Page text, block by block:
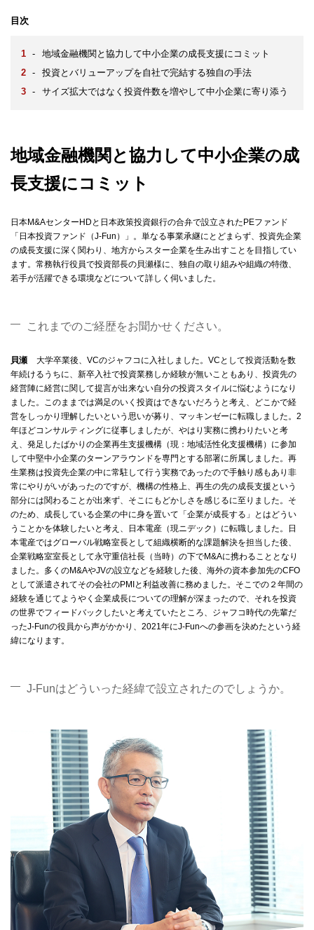
目次
-
地域金融機関と協力して中小企業の成長支援にコミット
-
投資とバリューアップを自社で完結する独自の手法
-
サイズ拡大ではなく投資件数を増やして中小企業に寄り添う
地域金融機関と協力して中小企業の成
長支援にコミット
日本M&AセンターHDと日本政策投資銀行の合弁で設立されたPEファンド
「日本投資ファンド（J-Fun）」。単なる事業承継にとどまらず、投資先企業
の成長支援に深く関わり、地方からスター企業を生み出すことを目指してい
ます。常務執行役員で投資部長の貝瀬様に、独自の取り組みや組織の特徴、
若手が活躍できる環境などについて詳しく伺いました。
これまでのご経歴をお聞かせください。
貝瀬
大学卒業後、VCのジャフコに入社しました。VCとして投資活動を数
年続けるうちに、新卒入社で投資業務しか経験が無いこともあり、投資先の
経営陣に経営に関して提言が出来ない自分の投資スタイルに悩むようになり
ました。このままでは満足のいく投資はできないだろうと考え、どこかで経
営をしっかり理解したいという思いが募り、マッキンゼーに転職しました。2
年ほどコンサルティングに従事しましたが、やはり実務に携わりたいと考
え、発足したばかりの企業再生支援機構（現：地域活性化支援機構）に参加
して中堅中小企業のターンアラウンドを専門とする部署に所属しました。再
生業務は投資先企業の中に常駐して行う実務であったので手触り感もあり非
常にやりがいがあったのですが、機構の性格上、再生の先の成長支援という
部分には関わることが出来ず、そこにもどかしさを感じるに至りました。そ
のため、成長している企業の中に身を置いて「企業が成長する」とはどうい
うことかを体験したいと考え、日本電産（現ニデック）に転職しました。日
本電産ではグローバル戦略室長として組織横断的な課題解決を担当した後、
企業戦略室室長として永守重信社長（当時）の下でM&Aに携わることとなり
ました。多くのM&AやJVの設立などを経験した後、海外の資本参加先のCFO
として派遣されてその会社のPMIと利益改善に務めました。そこでの２年間の
経験を通じてようやく企業成長についての理解が深まったので、それを投資
の世界でフィードバックしたいと考えていたところ、ジャフコ時代の先輩だ
ったJ-Funの役員から声がかかり、2021年にJ-Funへの参画を決めたという経
緯になります。
J-Funはどういった経緯で設立されたのでしょうか。